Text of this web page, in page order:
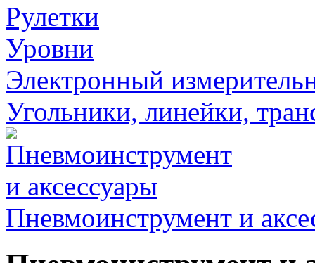
Рулетки
Уровни
Электронный
Угольники, линейки,
Пневмоинструмент и